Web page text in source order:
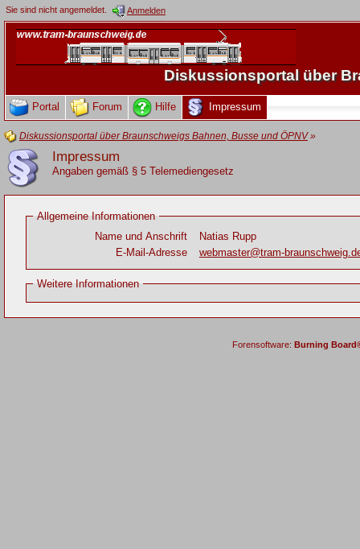
Sie sind nicht angemeldet. Anmelden
Diskussionsportal über
Portal Forum Hilfe Impressum
Diskussionsportal über Braunschweigs Bahnen, Busse und ÖPNV»
Impressum
Angaben gemäß § 5 Telemediengesetz
Allgemeine Informationen
Name und Anschrift
Natias Rupp
E-Mail-Adresse
webmaster@tram-
Weitere Informationen
Forensoftware: Burning